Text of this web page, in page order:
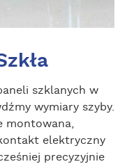
szklanych w
wymiary szyby.
montowana,
elektryczny
precyzyjnie